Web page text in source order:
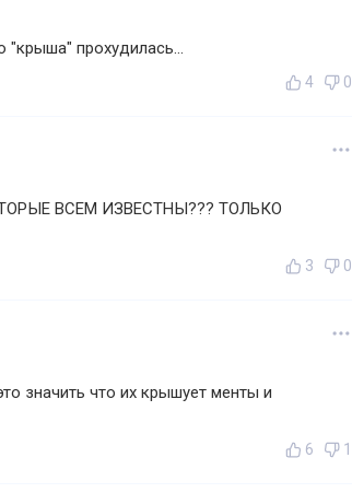
прохудилась...
4 0
ВСЕМ ИЗВЕСТНЫ??? ТОЛЬКО
3 0
значить что их крышует менты и
6 1